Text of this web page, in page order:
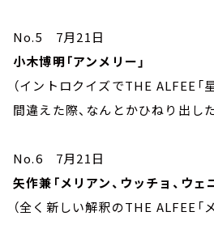
No.5 7月21日
小木博明「アンメリー」
（イントロクイズでTHE ALFEE「
間違えた際、なんとかひねり出し
No.6 7月21日
矢作兼「メリアン、ウッチョ、ウェ
（全く新しい解釈のTHE ALFEE「